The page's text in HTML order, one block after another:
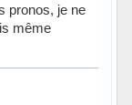
pronos, je ne
même